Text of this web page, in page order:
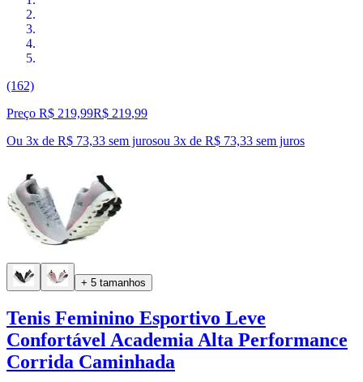
(162)
Preço R$ 219,99R$ 219,99
Ou 3x de R$ 73,33 sem jurosou 3x de R$ 73,33 sem juros
+ 5 tamanhos
Tenis Feminino Esportivo Leve
Confortável Academia Alta Performance
Corrida Caminhada